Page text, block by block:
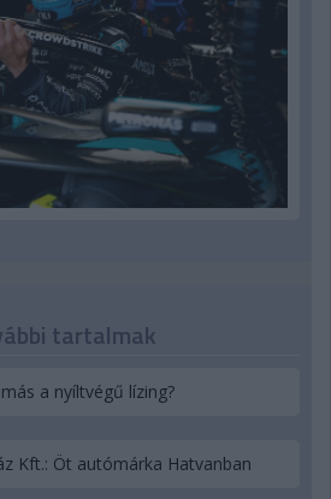
tartalmak
a nyíltvégű lízing?
Kft.: Öt autómárka Hatvanban